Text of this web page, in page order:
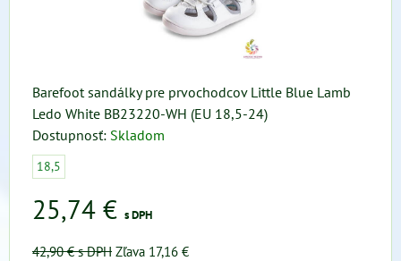
Barefoot sandálky pre prvochodcov Little Blue Lamb
Ledo White BB23220-WH (EU 18,5-24)
Dostupnosť: Skladom
18,5
25,74 € s DPH
42,90 €s DPH Zľava 17,16 €